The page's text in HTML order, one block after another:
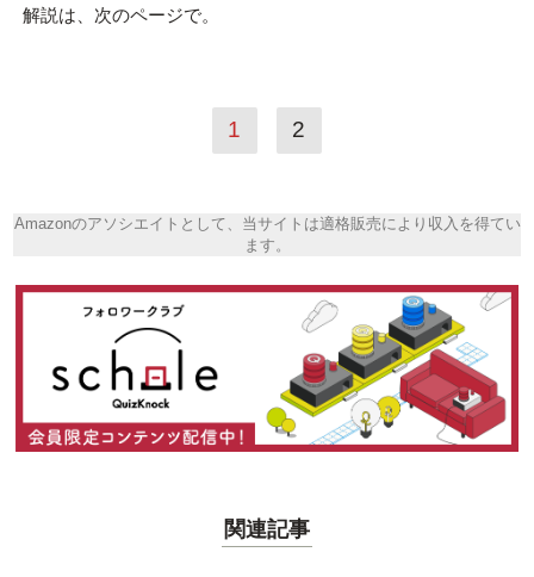
解説は、次のページで。
1 2
Amazonのアソシエイトとして、当サイトは適格販売により収入を得てい
ます。
関連記事